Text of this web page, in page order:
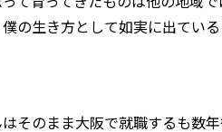
の生き方として如実に出てい
そのまま大阪で就職するも数